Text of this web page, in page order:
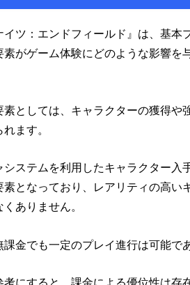
イツ：エンドフィールド』は、基
素がゲーム体験にどのような影響
素としては、キャラクターの獲得
ます。
システムを利用したキャラクター入
素となっており、レアリティの高
ありません。
課金でも一定のプレイ進行は可能で
考にすると、課金による優位性は